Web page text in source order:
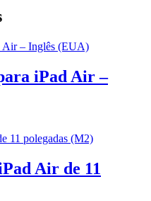
iPad Air –
Air de 11